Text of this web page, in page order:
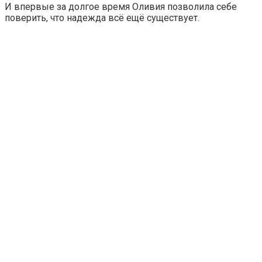
И впервые за долгое время Оливия позволила себе
поверить, что надежда всё ещё существует.